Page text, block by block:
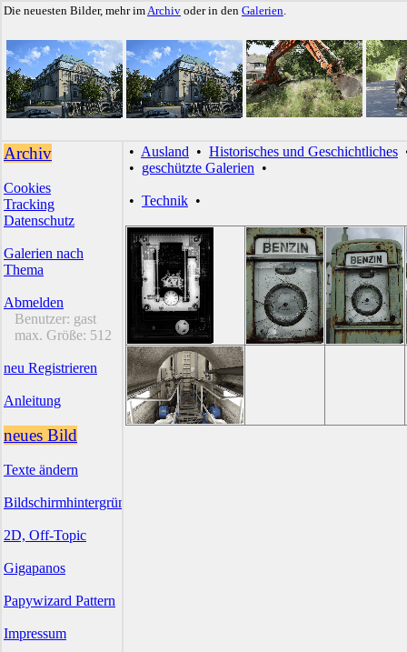
Die neuesten Bilder, mehr imArchiv oder in den Galerien.
Archiv
Cookies
Tracking
Datenschutz
Galerien nach
Thema
Abmelden
Benutzer: gast
max. Größe: 512
neu Registrieren
Anleitung
neues Bild
Texte ändern
Bildschirmhintergründe
2D, Off-Topic
Gigapanos
Papywizard Pattern
Impressum
• Ausland • Historisches und Geschichtliches
• geschützte Galerien •
• Technik •